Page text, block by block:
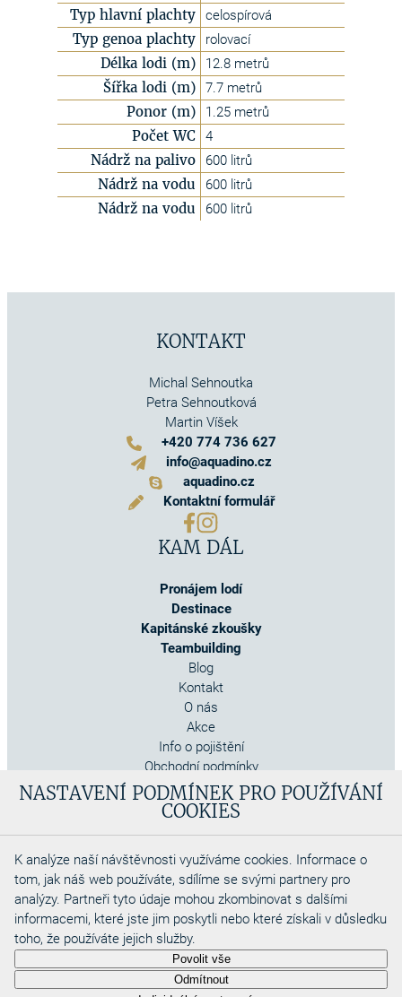
NASTAVENÍ PODMÍNEK PRO POUŽÍVÁNÍ
COOKIES
K analýze naší návštěvnosti využíváme cookies. Informace o
tom, jak náš web používáte, sdílíme se svými partnery pro
analýzy. Partneři tyto údaje mohou zkombinovat s dalšími
informacemi, které jste jim poskytli nebo které získali v důsledku
toho, že používáte jejich služby.
Povolit vše
Odmítnout
Typ hlavní plachty celospírová
Typ genoa plachty rolovací
Délka lodi (m) 12.8 metrů
Šířka lodi (m) 7.7 metrů
Ponor (m) 1.25 metrů
Počet WC 4
Nádrž na palivo 600 litrů
Nádrž na vodu 600 litrů
Nádrž na vodu 600 litrů
KONTAKT
Michal Sehnoutka
Petra Sehnoutková
Martin Víšek
+420 774 736 627
info@aquadino.cz
aquadino.cz
Kontaktní formulář
KAM DÁL
Pronájem lodí
Destinace
Kapitánské zkoušky
Teambuilding
Blog
Kontakt
O nás
Akce
Info o pojištění
Obchodní podmínky
Cookies
Copyright 2026
Aquadino s.r.o
Webdesigned by